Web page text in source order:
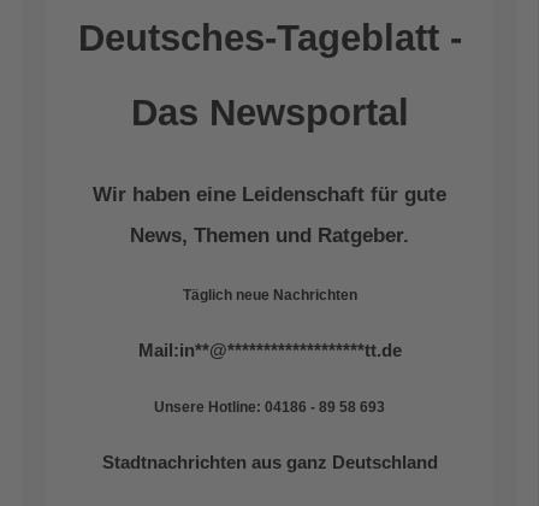
Deutsches-Tageblatt -
Das Newsportal
Wir haben eine Leidenschaft für gute
News, Themen und Ratgeber.
Täglich neue Nachrichten
Mail:in**@*******************tt.de
Unsere Hotline: 04186 - 89 58 693
Stadtnachrichten aus ganz Deutschland